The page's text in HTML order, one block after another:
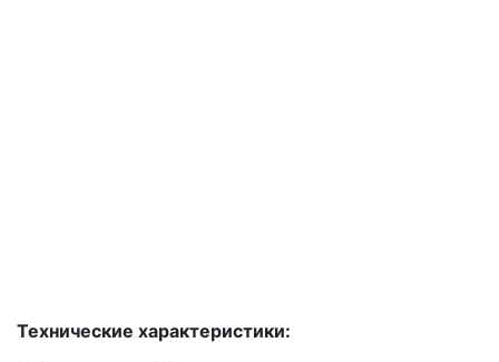
Технические характеристики: